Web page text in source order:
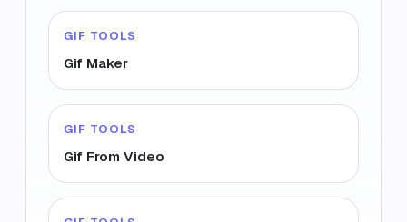
GIF TOOLS
Gif Maker
GIF TOOLS
Gif From Video